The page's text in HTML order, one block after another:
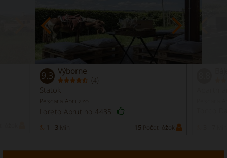
9.3 Výborne
( 4 )
Statok
Pescara Abruzzo
Loreto Aprutino 4485
1 - 3 Min 15 Počet lôžok